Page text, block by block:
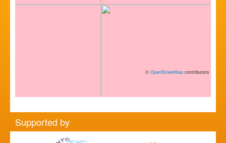
© OpenStreetMap contributors
Supported by